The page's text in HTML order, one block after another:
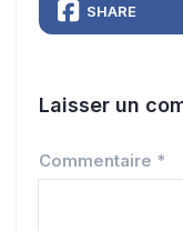
SHARE
Laisser un
Commentaire *